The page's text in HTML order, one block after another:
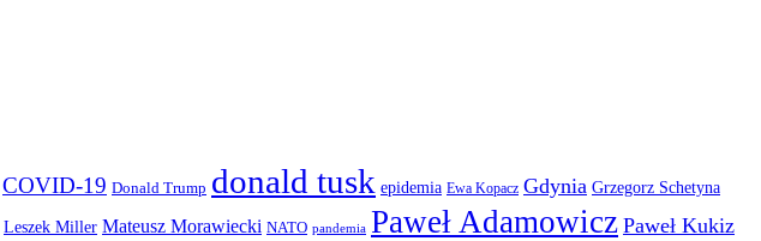
COVID-19 Donald Trump donald tusk epidemia Ewa Kopacz Gdynia Grzegorz Schetyna
Leszek Miller Mateusz Morawiecki NATO pandemia Paweł Adamowicz Paweł Kukiz